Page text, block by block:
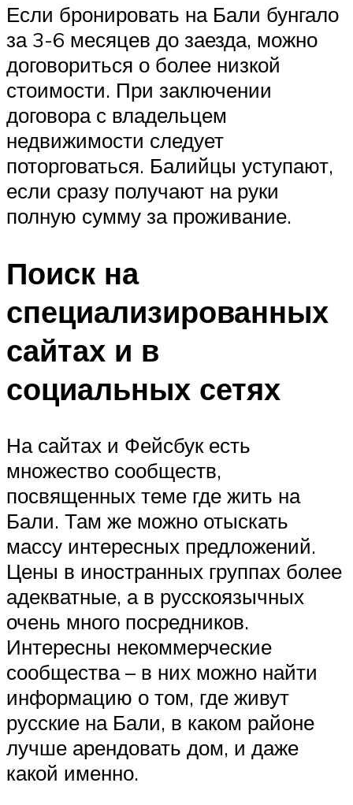
Если бронировать на Бали бунгало
за 3-6 месяцев до заезда, можно
договориться о более низкой
стоимости. При заключении
договора с владельцем
недвижимости следует
поторговаться. Балийцы уступают,
если сразу получают на руки
полную сумму за проживание.
Поиск на
специализированных
сайтах и в
социальных сетях
На сайтах и Фейсбук есть
множество сообществ,
посвященных теме где жить на
Бали. Там же можно отыскать
массу интересных предложений.
Цены в иностранных группах более
адекватные, а в русскоязычных
очень много посредников.
Интересны некоммерческие
сообщества – в них можно найти
информацию о том, где живут
русские на Бали, в каком районе
лучше арендовать дом, и даже
какой именно.